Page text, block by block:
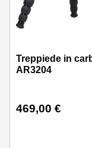
Treppiede in
AR3204
469,00 €